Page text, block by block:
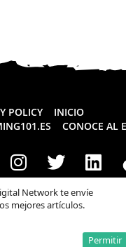
Network te envíe
mejores artículos.
Permitir
POLICY
INICIO
CONOCE AL
reservados